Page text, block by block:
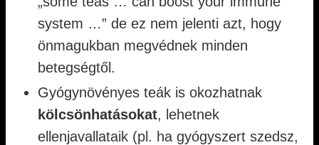
system …” de ez nem jelenti azt, hogy
önmagukban megvédnek minden
betegségtől.
Gyógynövényes teák is okozhatnak
kölcsönhatásokat, lehetnek
ellenjavallataik (pl. ha gyógyszert szedsz,